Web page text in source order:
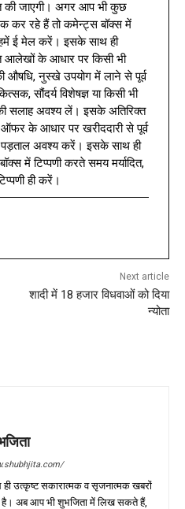
की जाएगी। अगर आप भी कुछ
कर रहे हैं तो कमेन्ट्स बॉक्स में
हमें ई मेल करें। इसके साथ ही
आलेखों के आधार पर किसी भी
औषधि, नुस्खे उपयोग में लाने से पूर्व
सौंदर्य विशेषज्ञ या किसी भी
सलाह अवश्य लें। इसके अतिरिक्त
ऑफर के आधार पर खरीददारी से पूर्व
अवश्य करें। इसके साथ ही
में टिप्पणी करते समय मर्यादित,
ही करें।
Next article
शादी में 18 हजार विधवाओं को दिया
न्योता
उत्कृष्ट सकारात्मक व सृजनात्मक खबरों
है। अब आप भी शुभजिता में लिख सकते हैं,